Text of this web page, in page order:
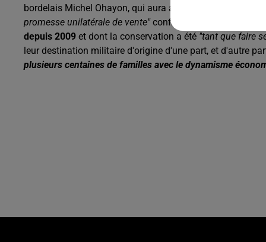
bordelais Michel Ohayon, qui aura alimenté tant de
promesse unilatérale de vente"confirme Philippe Buisson.
depuis 2009 et dont la conservation a été "tant que faire
leur destination militaire d'origine d'une part, et d'autre
plusieurs centaines de familles avec le dynamisme